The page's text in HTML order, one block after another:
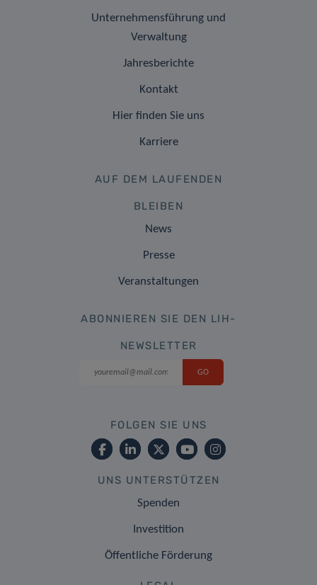
Unternehmensführung und
Verwaltung
Jahresberichte
Kontakt
Hier finden Sie uns
Karriere
AUF DEM LAUFENDEN
BLEIBEN
News
Presse
Veranstaltungen
ABONNIEREN SIE DEN LIH-
NEWSLETTER
FOLGEN SIE UNS
UNS UNTERSTÜTZEN
Spenden
Investition
Öffentliche Förderung